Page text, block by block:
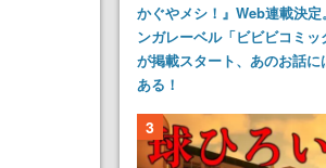
かぐやメシ！』Web連載決
ンガレーベル「ビビビコミ
が掲載スタート、あのお話
ある！
3